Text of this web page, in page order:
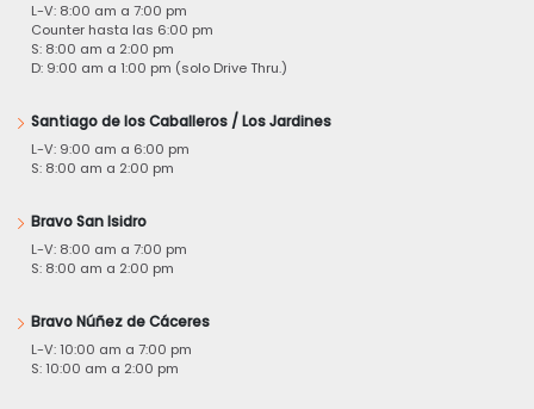
L-V: 8:00 am a 7:00 pm
Counter hasta las 6:00 pm
S: 8:00 am a 2:00 pm
D: 9:00 am a 1:00 pm (solo Drive Thru.)
Santiago de los Caballeros / Los Jardines
L-V: 9:00 am a 6:00 pm
S: 8:00 am a 2:00 pm
Bravo San Isidro
L-V: 8:00 am a 7:00 pm
S: 8:00 am a 2:00 pm
Bravo Núñez de Cáceres
L-V: 10:00 am a 7:00 pm
S: 10:00 am a 2:00 pm